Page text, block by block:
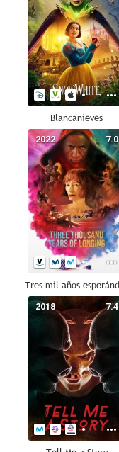
Blancanieves
7.0
2022
7.4
2018